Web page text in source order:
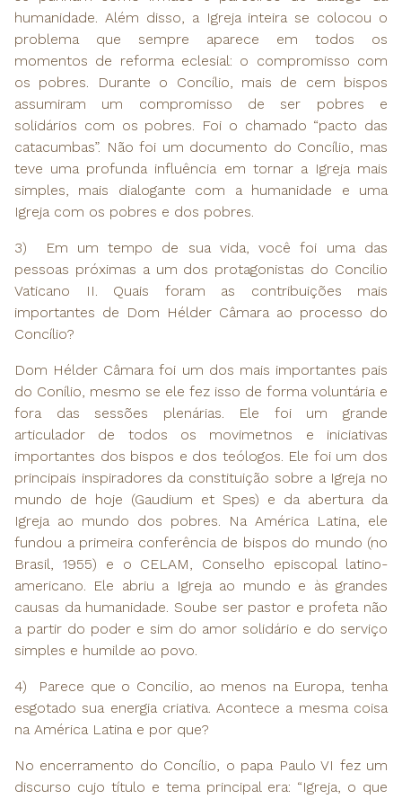
humanidade. Além disso, a Igreja inteira se colocou o
problema que sempre aparece em todos os
momentos de reforma eclesial: o compromisso com
os pobres. Durante o Concílio, mais de cem bispos
assumiram um compromisso de ser pobres e
solidários com os pobres. Foi o chamado “pacto das
catacumbas”. Não foi um documento do Concílio, mas
teve uma profunda influência em tornar a Igreja mais
simples, mais dialogante com a humanidade e uma
Igreja com os pobres e dos pobres.
3) Em um tempo de sua vida, você foi uma das
pessoas próximas a um dos protagonistas do Concilio
Vaticano II. Quais foram as contribuições mais
importantes de Dom Hélder Câmara ao processo do
Concílio?
Dom Hélder Câmara foi um dos mais importantes pais
do Conílio, mesmo se ele fez isso de forma voluntária e
fora das sessões plenárias. Ele foi um grande
articulador de todos os movimetnos e iniciativas
importantes dos bispos e dos teólogos. Ele foi um dos
principais inspiradores da constituição sobre a Igreja no
mundo de hoje (Gaudium et Spes) e da abertura da
Igreja ao mundo dos pobres. Na América Latina, ele
fundou a primeira conferência de bispos do mundo (no
Brasil, 1955) e o CELAM, Conselho episcopal latino-
americano. Ele abriu a Igreja ao mundo e às grandes
causas da humanidade. Soube ser pastor e profeta não
a partir do poder e sim do amor solidário e do serviço
simples e humilde ao povo.
4) Parece que o Concilio, ao menos na Europa, tenha
esgotado sua energia criativa. Acontece a mesma coisa
na América Latina e por que?
No encerramento do Concílio, o papa Paulo VI fez um
discurso cujo título e tema principal era: “Igreja, o que